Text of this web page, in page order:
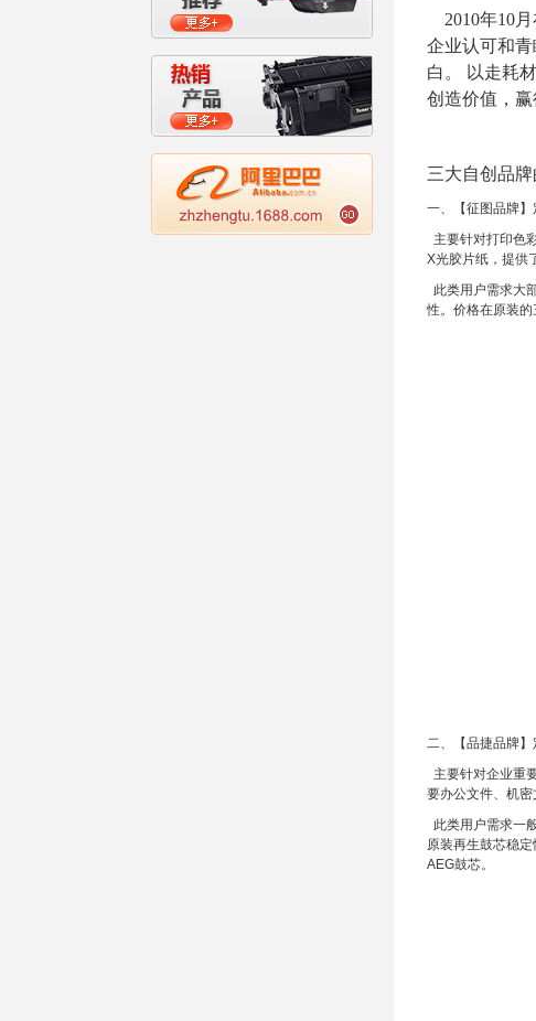
2010年10月
企业认可和青
白。 以走耗
创造价值，
三大自创品
一、【征图品牌
主要针对打印色
X光胶片纸，提供
此类用户需求大
性。价格在原装的
二、【品捷品牌
主要针对企业重
要办公文件、机密
此类用户需求一
原装再生鼓芯稳
AEG鼓芯。